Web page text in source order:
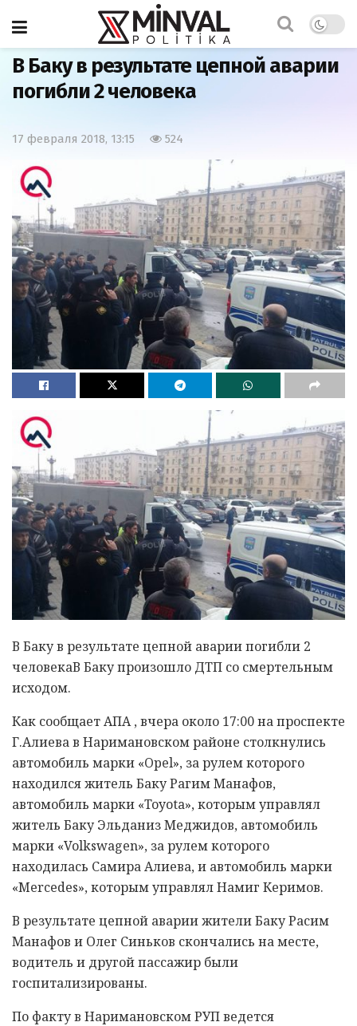
Главная
В Баку в результате цепной аварии
погибли 2 человека
17 февраля 2018, 13:15 524
В Баку в результате цепной аварии погибли 2
человекаВ Баку произошло ДТП со смертельным
исходом.
Как сообщает АПА , вчера около 17:00 на проспекте
Г.Алиева в Наримановском районе столкнулись
автомобиль марки «Opel», за рулем которого
находился житель Баку Рагим Манафов,
автомобиль марки «Toyota», которым управлял
житель Баку Эльданиз Меджидов, автомобиль
марки «Volkswagen», за рулем которого
находилась Самира Алиева, и автомобиль марки
«Mercedes», которым управлял Намиг Керимов.
В результате цепной аварии жители Баку Расим
Манафов и Олег Синьков скончались на месте,
водитель и другой пассажир были
госпитализированы.
По факту в Наримановском РУП ведется